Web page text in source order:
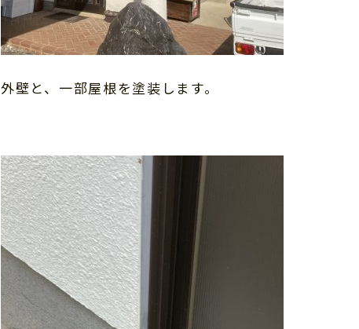
外壁と、一部屋根を塗装します。